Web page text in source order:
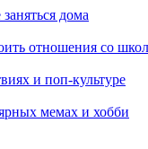
дома
отношения со
и поп-культуре
мемах и хобби